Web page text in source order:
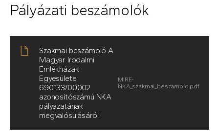
Pályázati beszámolók
Szakmai beszámoló A
Magyar Irodalmi
Emlékházak
Egyesülete
690133/00002
azonosítószámú NKA
pályázatának
megvalósulásáról